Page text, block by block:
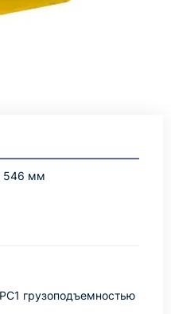
546 мм
грузоподъемностью